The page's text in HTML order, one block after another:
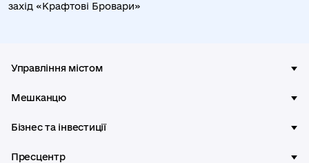
захід «Крафтові Бровари»
Управління містом
Мешканцю
Бізнес та інвестиції
Пресцентр